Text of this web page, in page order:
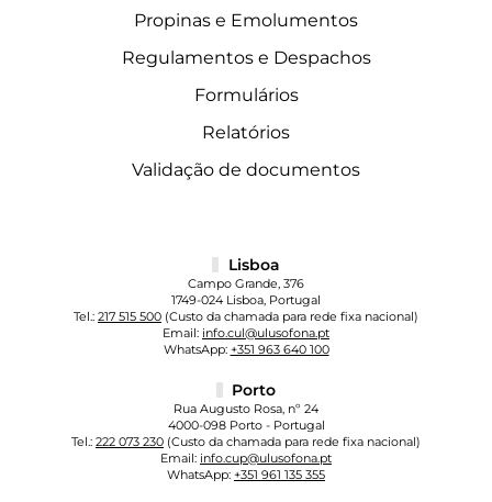
Propinas e Emolumentos
Regulamentos e Despachos
Formulários
Relatórios
Validação de documentos
Lisboa
Campo Grande, 376
1749-024 Lisboa, Portugal
Tel.: 217 515 500 (Custo da chamada para rede fixa nacional)
Email: info.cul@ulusofona.pt
WhatsApp: +351 963 640 100
Porto
Rua Augusto Rosa, nº 24
4000-098 Porto - Portugal
Tel.: 222 073 230 (Custo da chamada para rede fixa nacional)
Email: info.cup@ulusofona.pt
WhatsApp: +351 961 135 355